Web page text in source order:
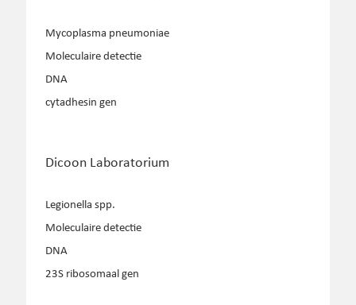
Mycoplasma pneumoniae
Moleculaire detectie
DNA
cytadhesin gen
Dicoon Laboratorium
Legionella spp.
Moleculaire detectie
DNA
23S ribosomaal gen